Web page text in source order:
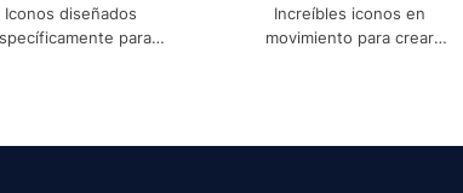
Iconos diseñados
para
Increíbles iconos en
movimiento para crear